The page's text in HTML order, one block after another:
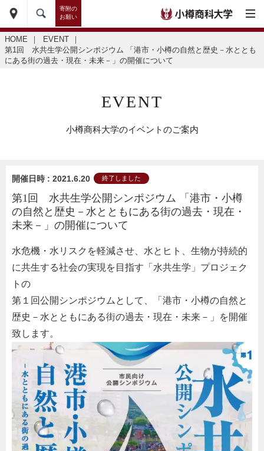
寄附の
お願い
HOME ｜ EVENT
｜
第1回 水共生学公開シンポジウム 「港市・小樽の自然と歴史－水ととも
にある街の過去・現在・未来－」の開催について
EVENT
小樽商科大学のイベントのご案内
開催日時 : 2021.6.20 終了しました
第1回 水共生学公開シンポジウム 「港市・小樽
の自然と歴史－水とともにある街の過去・現在・
未来－」の開催について
水危機・水リスクを軽減させ、水とヒト、生物が持続的
に共生する社会の実現を目指す「水共生学」プロジェク
トの
第１回公開シンポジウムとして、「港市・小樽の自然と
歴史－水とともにある街の過去・現在・未来－」を開催
致します。